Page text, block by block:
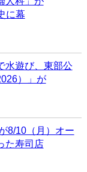
に幕
水遊び、東部公
）」が
8/10（月）オー
た寿司店